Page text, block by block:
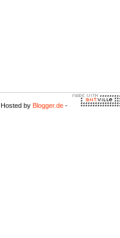
Hosted by Blogger.de -